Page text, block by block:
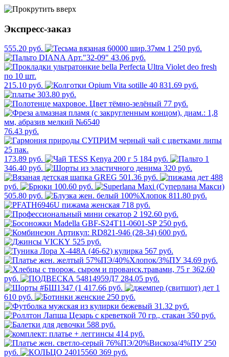
Экспресс-заказ
555.20 руб.
1 250 руб.
43.06 руб.
215.10 руб.
831.69 руб.
303.80 руб.
77 руб.
76.43 руб.
173.89 руб. 5 184 руб.
1
346.40 руб.
320 руб.
501.36 руб.
488
руб.
100.60 руб.
505.80 руб.
811.80 руб.
718 руб.
2 192.60 руб.
250 руб.
600 руб.
525 руб.
567 руб.
34.69 руб.
362.60
руб.
284.05 руб.
417.66 руб.
1
610 руб.
250 руб.
31.32 руб.
350 руб.
588 руб.
414 руб.
250
руб.
369 руб.